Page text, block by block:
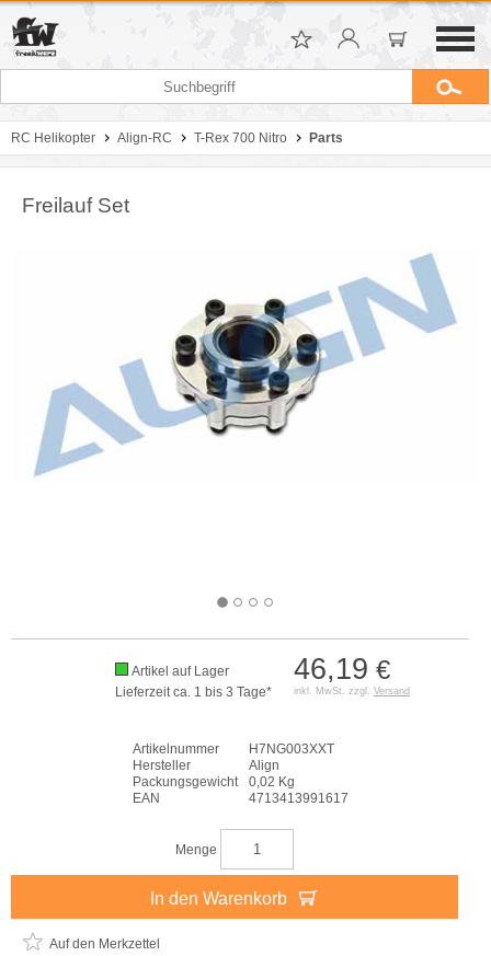
RC Helikopter Align-RC T-Rex 700 Nitro Parts
Freilauf Set
46,19 €
inkl. MwSt. zzgl. Versand
Artikel auf Lager
Lieferzeit ca. 1 bis 3 Tage*
Artikelnummer
H7NG003XXT
Hersteller
Align
Packungsgewicht
0,02 Kg
EAN
4713413991617
Menge
In den Warenkorb
Auf den Merkzettel